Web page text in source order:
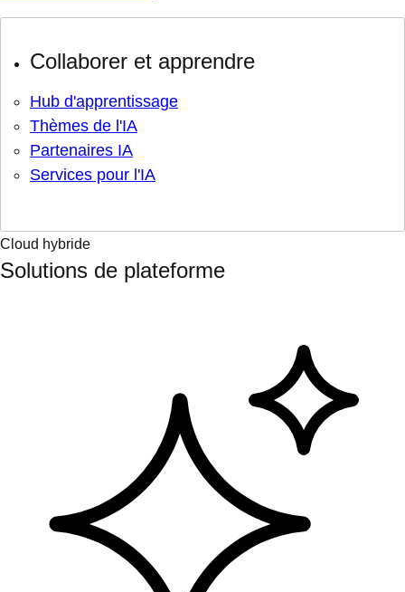
Collaborer et apprendre
Hub d'apprentissage
Thèmes de l'IA
Partenaires IA
Services pour l'IA
Cloud hybride
Solutions de plateforme